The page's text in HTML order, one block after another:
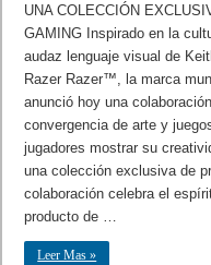
UNA COLECCIÓN
GAMING Inspirado en la
audaz lenguaje visual de
Razer Razer™, la marca
anunció hoy una
convergencia de arte y
jugadores mostrar su
una colección exclusiva de
colaboración celebra el
producto de …
Leer Mas »